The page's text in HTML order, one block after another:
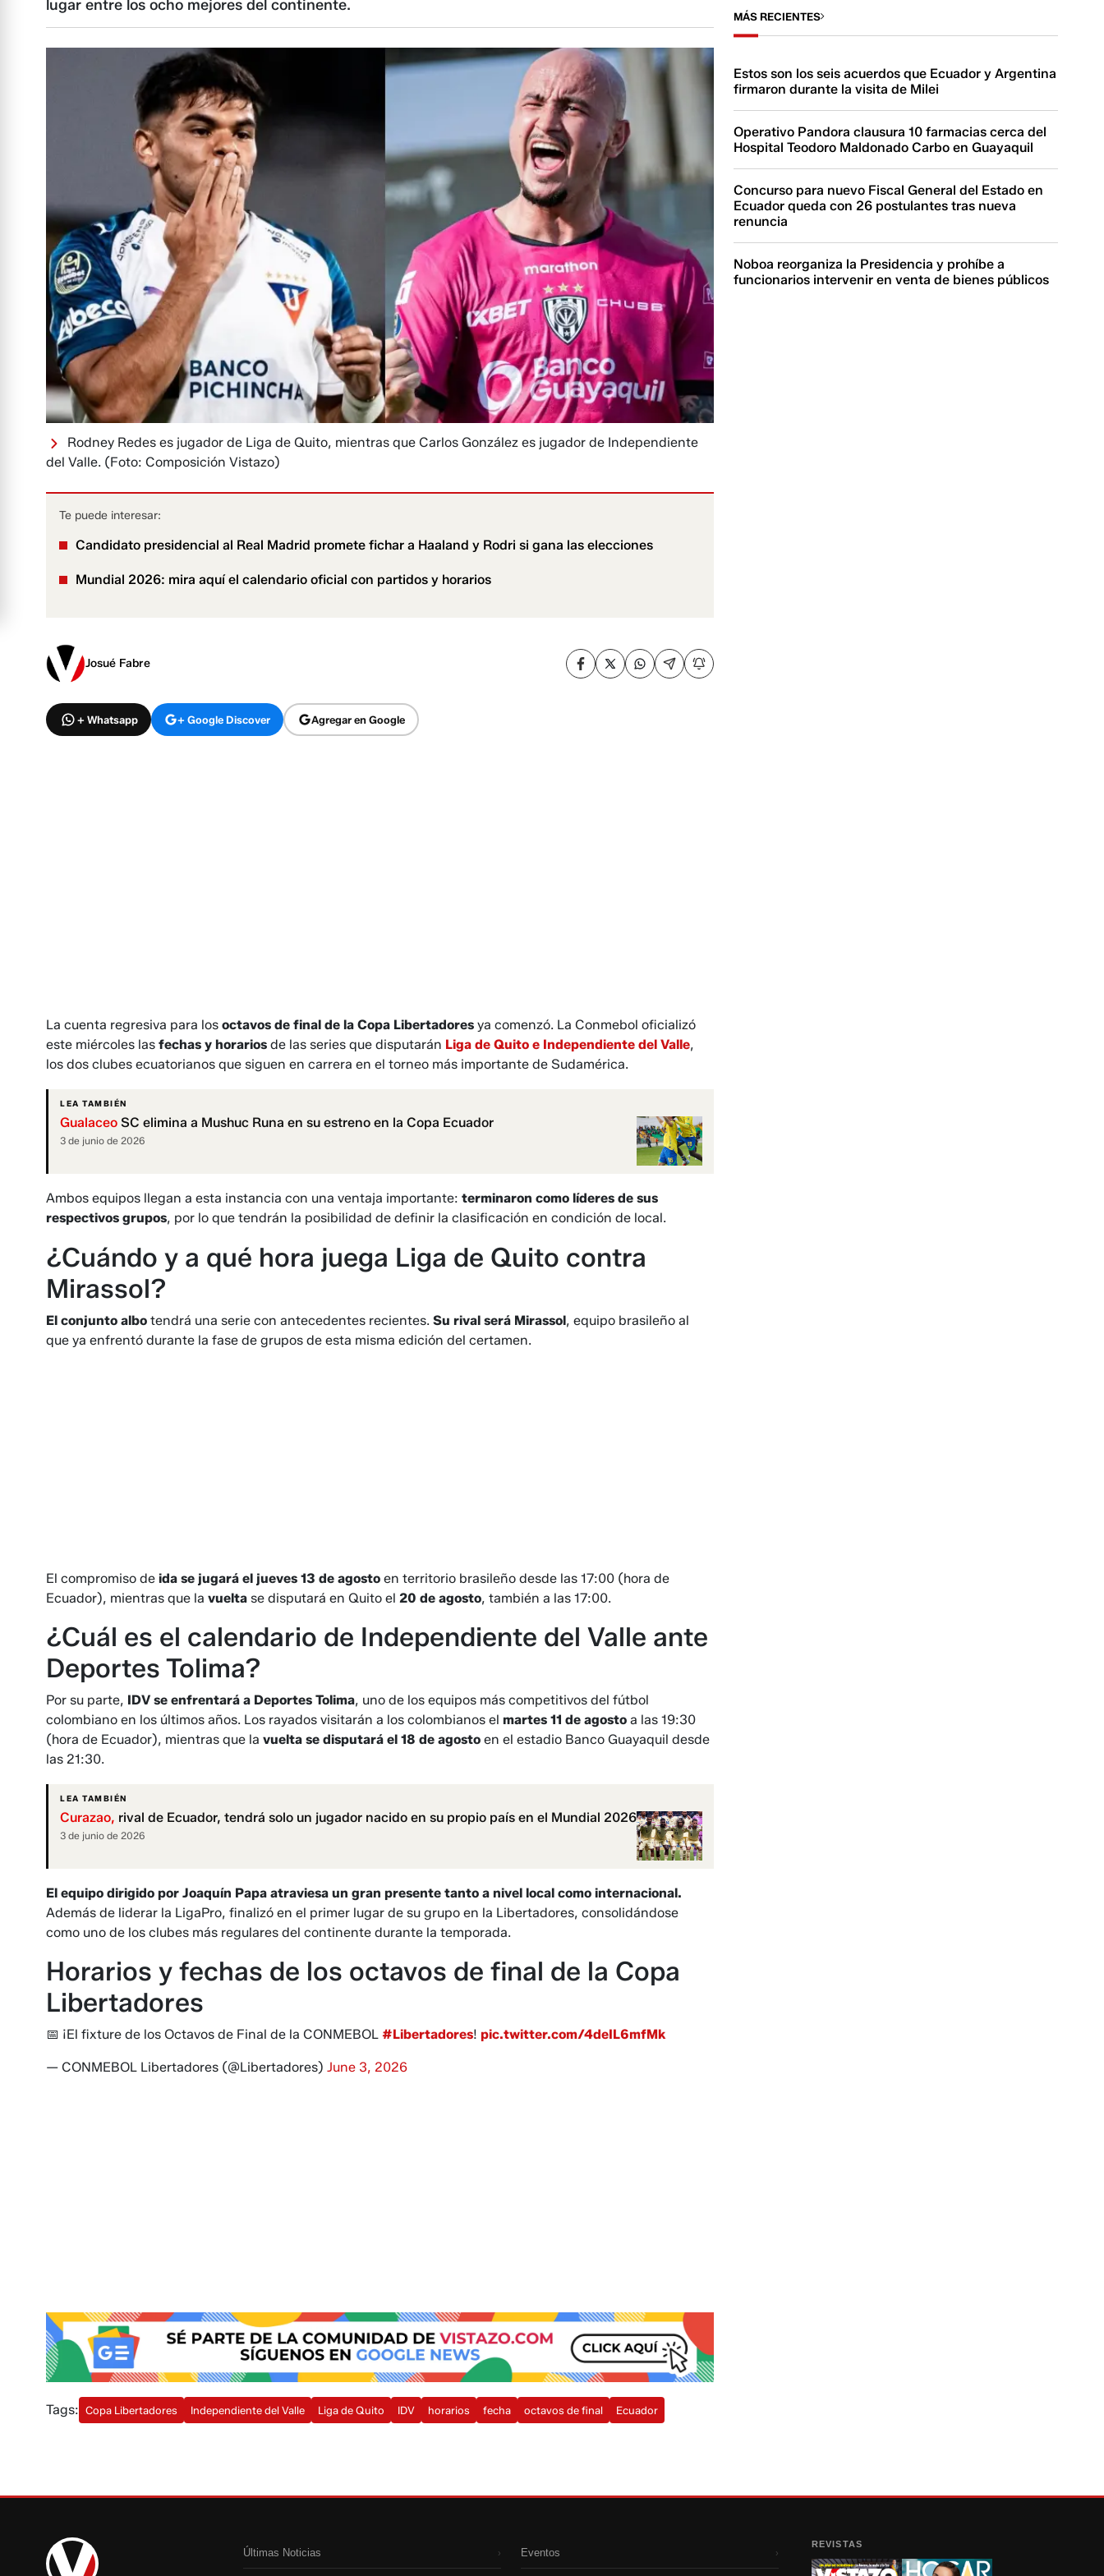
lugar entre los ocho mejores del continente.
Rodney Redes es jugador de Liga de Quito, mientras que Carlos González es jugador de Independiente
del Valle. (Foto: Composición Vistazo)
Te puede interesar:
Candidato presidencial al Real Madrid promete fichar a Haaland y Rodri si gana las elecciones
Mundial 2026: mira aquí el calendario oficial con partidos y horarios
Josué Fabre
+ Whatsapp + Google Discover Agregar en Google
La cuenta regresiva para los octavos de final de la Copa Libertadores ya comenzó. La Conmebol oficializó
este miércoles las fechas y horarios de las series que disputarán Liga de Quito e Independiente del Valle,
los dos clubes ecuatorianos que siguen en carrera en el torneo más importante de Sudamérica.
LEA TAMBIÉN
Gualaceo SC elimina a Mushuc Runa en su estreno en la Copa Ecuador
3 de junio de 2026
Ambos equipos llegan a esta instancia con una ventaja importante: terminaron como líderes de sus
respectivos grupos, por lo que tendrán la posibilidad de definir la clasificación en condición de local.
¿Cuándo y a qué hora juega Liga de Quito contra
Mirassol?
El conjunto albo tendrá una serie con antecedentes recientes. Su rival será Mirassol, equipo brasileño al
que ya enfrentó durante la fase de grupos de esta misma edición del certamen.
El compromiso de ida se jugará el jueves 13 de agosto en territorio brasileño desde las 17:00 (hora de
Ecuador), mientras que la vuelta se disputará en Quito el 20 de agosto, también a las 17:00.
¿Cuál es el calendario de Independiente del Valle ante
Deportes Tolima?
Por su parte, IDV se enfrentará a Deportes Tolima, uno de los equipos más competitivos del fútbol
colombiano en los últimos años. Los rayados visitarán a los colombianos el martes 11 de agosto a las 19:30
(hora de Ecuador), mientras que la vuelta se disputará el 18 de agosto en el estadio Banco Guayaquil desde
las 21:30.
LEA TAMBIÉN
Curazao, rival de Ecuador, tendrá solo un jugador nacido en su propio país en el Mundial 2026
3 de junio de 2026
El equipo dirigido por Joaquín Papa atraviesa un gran presente tanto a nivel local como internacional.
Además de liderar la LigaPro, finalizó en el primer lugar de su grupo en la Libertadores, consolidándose
como uno de los clubes más regulares del continente durante la temporada.
Horarios y fechas de los octavos de final de la Copa
Libertadores
📅 ¡El fixture de los Octavos de Final de la CONMEBOL #Libertadores! pic.twitter.com/4deIL6mfMk
— CONMEBOL Libertadores (@Libertadores) June 3, 2026
Tags: Copa Libertadores Independiente del Valle Liga de Quito IDV horarios fecha octavos de final Ecuador
MÁS RECIENTES
Estos son los seis acuerdos que Ecuador y Argentina
firmaron durante la visita de Milei
Operativo Pandora clausura 10 farmacias cerca del
Hospital Teodoro Maldonado Carbo en Guayaquil
Concurso para nuevo Fiscal General del Estado en
Ecuador queda con 26 postulantes tras nueva
renuncia
Noboa reorganiza la Presidencia y prohíbe a
funcionarios intervenir en venta de bienes públicos
Últimas Noticias › Eventos ›
REVISTAS